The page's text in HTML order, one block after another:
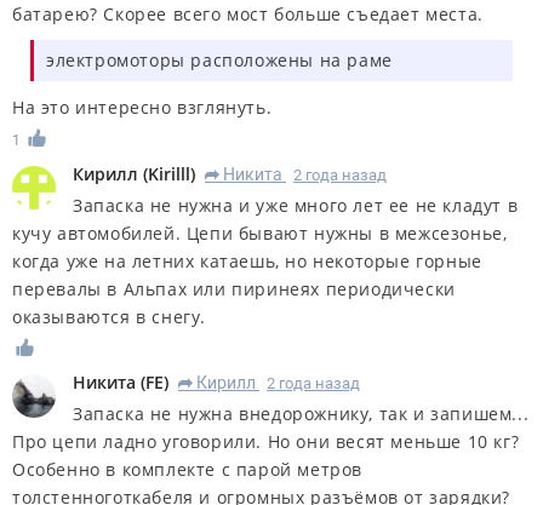
батарею? Скорее всего мост больше съедает места.
электромоторы расположены на раме
На это интересно взглянуть.
1
Кирилл (Kirilll) R Никита 2 года назад
Запаска не нужна и уже много лет ее не кладут в
кучу автомобилей. Цепи бывают нужны в межсезонье,
когда уже на летних катаешь, но некоторые горные
перевалы в Альпах или пиринеях периодически
оказываются в снегу.
Никита (FE) R Кирилл 2 года назад
Запаска не нужна внедорожнику, так и запишем...
Про цепи ладно уговорили. Но они весят меньше 10 кг?
Особенно в комплекте с парой метров
толстенноготкабеля и огромных разъёмов от зарядки?